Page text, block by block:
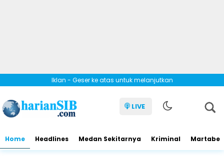
Iklan - Geser ke atas untuk melanjutkan
LIVE
Home Headlines Medan Sekitarnya Kriminal Martabe